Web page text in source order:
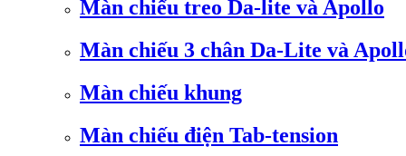
Màn chiếu treo Da-lite và Apollo
Màn chiếu 3 chân Da-Lite và
Màn chiếu khung
Màn chiếu điện Tab-tension